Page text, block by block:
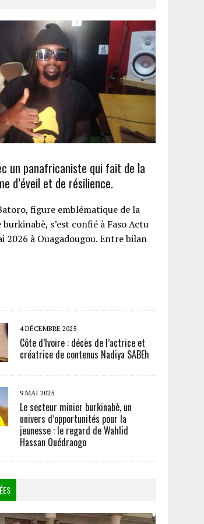
un panafricaniste qui fait de la
d’éveil et de résilience.
figure emblématique de la
burkinabè, s’est confié à Faso Actu
2026 à Ouagadougou. Entre bilan
4 DÉCEMBRE 2025
Côte d’Ivoire : décès de l’actrice et
créatrice de contenus Nadiya SABEh
9 MAI 2025
Le secteur minier burkinabè, un
univers d’opportunités pour la
jeunesse : le regard de Wahlid
Hassan Ouédraogo